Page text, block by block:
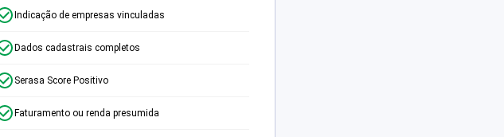
Indicação de empresas vinculadas
Dados cadastrais completos
Serasa Score Positivo
Faturamento ou renda presumida